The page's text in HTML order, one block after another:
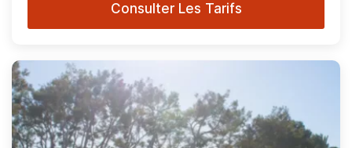
Consulter Les Tarifs